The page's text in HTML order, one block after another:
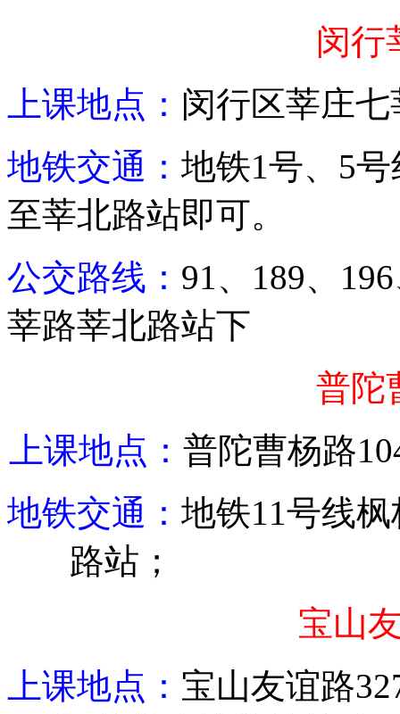
闵行
上课地点： 闵行区莘庄七
地铁交通：地铁1号、 5号
至莘北路站即可。
公交路线： 91、 189、 196
莘路莘北路站下
普陀
上课地点： 普陀曹杨路
地铁交通： 地铁11号线
路站；
宝山
上课地点： 宝山友谊路